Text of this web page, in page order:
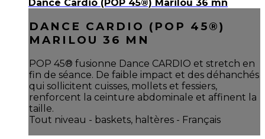
Dance Cardio (POP 45®) Marilou 36 mn
DANCE CARDIO (POP 45®)
MARILOU 36 MN
POP 45® fusionne Dance CARDIO et stretch en
fin de séance. De faible impact et des déhanchés
qui sollicitent cuisses, mollets et fessiers,
renforcent la ceinture abdominale et affinent la
taille.
Tout niveau - baskets, haltères - Français